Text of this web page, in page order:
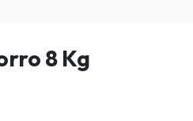
8 Kg